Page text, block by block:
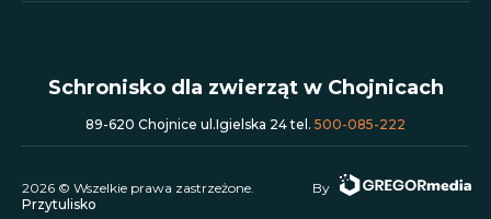
Schronisko dla zwierząt w Chojnicach
89-620 Chojnice ul.Igielska 24 tel. 500-085-222
2026 © Wszelkie prawa zastrzeżone.
Przytulisko
By